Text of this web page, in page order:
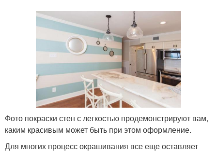
Фото покраски стен с легкостью продемонстрируют вам,
каким красивым может быть при этом оформление.
Для многих процесс окрашивания все еще оставляет